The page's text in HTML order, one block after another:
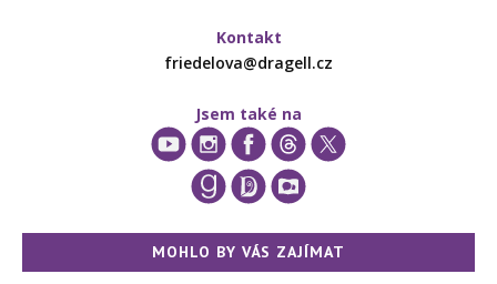
Kontakt
friedelova@dragell.cz
Jsem také na
MOHLO BY VÁS ZAJÍMAT